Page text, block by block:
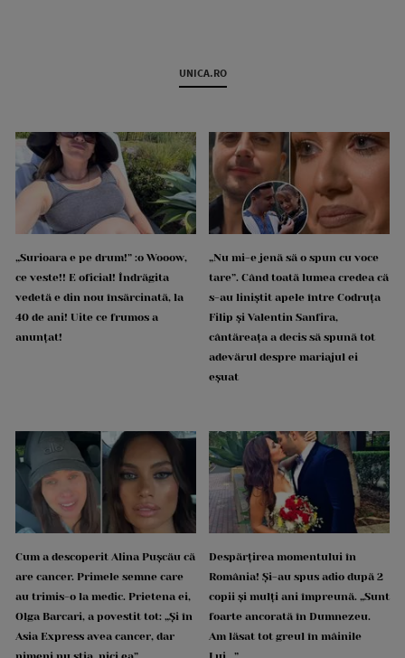
UNICA.RO
„Surioara e pe drum!” :o Wooow,
ce veste!! E oficial! Îndrăgita
vedetă e din nou însărcinată, la
40 de ani! Uite ce frumos a
anunțat!
„Nu mi-e jenă să o spun cu voce
tare”. Când toată lumea credea că
s-au liniștit apele între Codruța
Filip și Valentin Sanfira,
cântăreața a decis să spună tot
adevărul despre mariajul ei
eșuat
Cum a descoperit Alina Pușcău că
are cancer. Primele semne care
au trimis-o la medic. Prietena ei,
Olga Barcari, a povestit tot: „Și în
Asia Express avea cancer, dar
Despărțirea momentului în
România! Și-au spus adio după 2
copii și mulți ani împreună. „Sunt
foarte ancorată în Dumnezeu.
Am lăsat tot greul în mâinile